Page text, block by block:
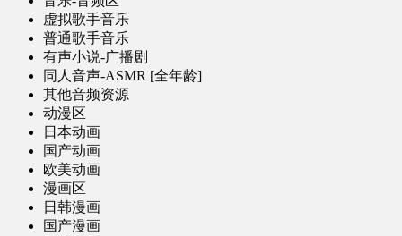
虚拟歌手音乐
普通歌手音乐
有声小说-广播剧
同人音声-ASMR [全年龄]
其他音频资源
动漫区
日本动画
国产动画
欧美动画
漫画区
日韩漫画
国产漫画